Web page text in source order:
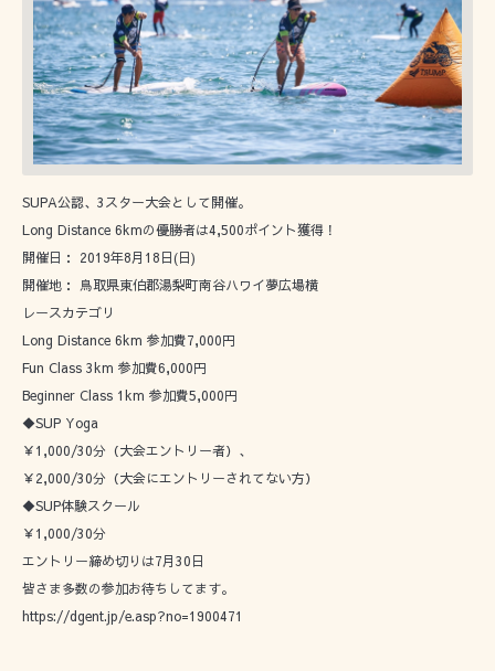
SUPA公認、3スター大会として開催。
Long Distance 6kmの優勝者は4,500ポイント獲得！
開催日： 2019年8月18日(日)
開催地： 鳥取県東伯郡湯梨町南谷ハワイ夢広場横
レースカテゴリ
Long Distance 6km 参加費7,000円
Fun Class 3km 参加費6,000円
Beginner Class 1km 参加費5,000円
◆SUP Yoga
￥1,000/30分（大会エントリー者）、
￥2,000/30分（大会にエントリーされてない方）
◆SUP体験スクール
￥1,000/30分
エントリー締め切りは7月30日
皆さま多数の参加お待ちしてます。
https://dgent.jp/e.asp?no=1900471